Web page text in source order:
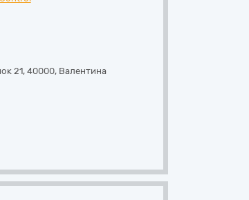
21, 40000, Валентина